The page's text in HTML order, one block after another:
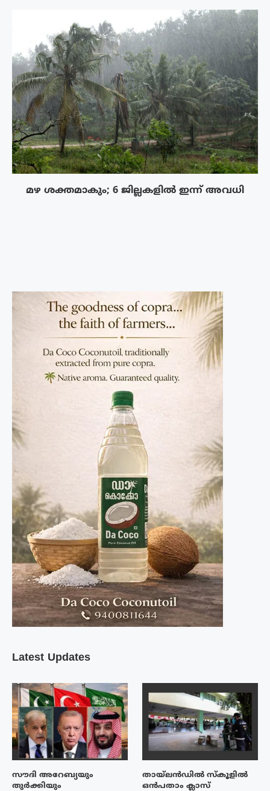
മഴ ശക്തമാകും; 6 ജില്ലകളിൽ ഇന്ന് അവധി
Latest Updates
സൗദി അറേബ്യയും
തുർക്കിയും
തായ്‌ലൻഡിൽ സ്കൂളിൽ
ഒൻപതാം ക്ലാസ്